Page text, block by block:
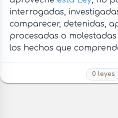
interrogadas,
comparecer, detenidas,
procesadas o
los hechos que
0 leyes